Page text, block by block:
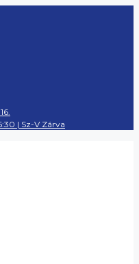
| Sz-V Zárva